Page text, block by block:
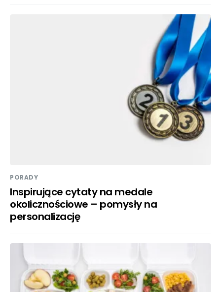
PORADY
Inspirujące cytaty na medale
okolicznościowe – pomysły na
personalizację